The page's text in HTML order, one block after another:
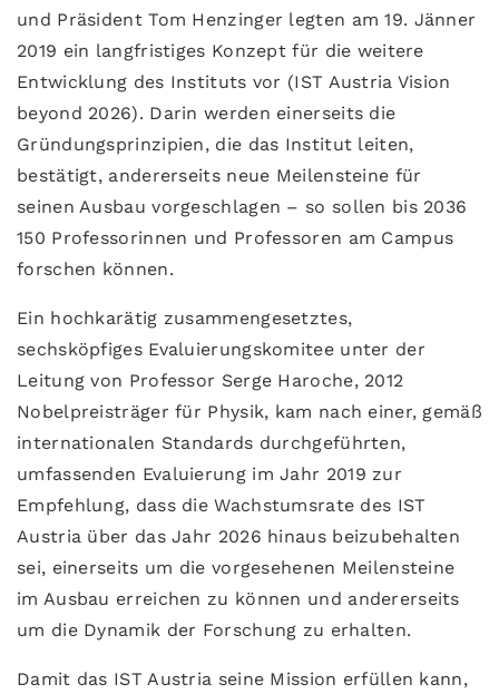
und Präsident Tom Henzinger legten am 19. Jänner
2019 ein langfristiges Konzept für die weitere
Entwicklung des Instituts vor (IST Austria Vision
beyond 2026). Darin werden einerseits die
Gründungsprinzipien, die das Institut leiten,
bestätigt, andererseits neue Meilensteine für
seinen Ausbau vorgeschlagen – so sollen bis 2036
150 Professorinnen und Professoren am Campus
forschen können.
Ein hochkarätig zusammengesetztes,
sechsköpfiges Evaluierungskomitee unter der
Leitung von Professor Serge Haroche, 2012
Nobelpreisträger für Physik, kam nach einer, gemäß
internationalen Standards durchgeführten,
umfassenden Evaluierung im Jahr 2019 zur
Empfehlung, dass die Wachstumsrate des IST
Austria über das Jahr 2026 hinaus beizubehalten
sei, einerseits um die vorgesehenen Meilensteine
im Ausbau erreichen zu können und andererseits
um die Dynamik der Forschung zu erhalten.
Damit das IST Austria seine Mission erfüllen kann,